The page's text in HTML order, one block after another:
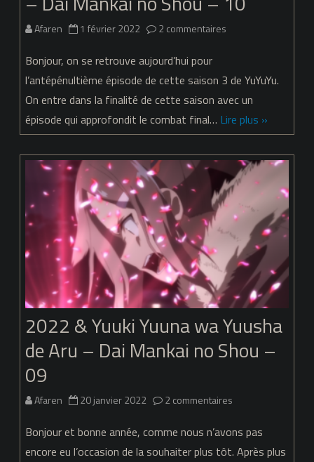
Afaren 1 février 2022 2 commentaires
Yuuna
wa
Yuusha
Aru
–
Dai
Mankai
no
Shou
–
10
Bonjour, on se retrouve aujourd’hui pour
l’antépénultième épisode de cette saison 3 de YuYuYu.
On entre dans la finalité de cette saison avec un
épisode qui approfondit le combat final… Lire plus »
2022 & Yuuki Yuuna wa Yuusha
de Aru – Dai Mankai no Shou –
09
Afaren 20 janvier 2022 2 commentaires
&
Bonjour et bonne année, comme nous n’avons pas
encore eu l’occasion de la souhaiter plus tôt. Après plus